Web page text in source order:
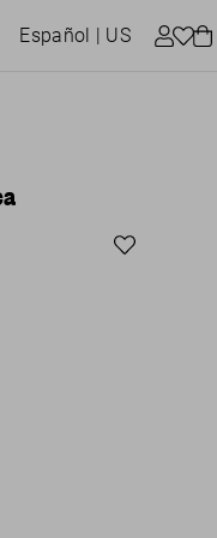
Español | US